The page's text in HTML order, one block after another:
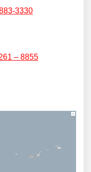
3330
– 8855